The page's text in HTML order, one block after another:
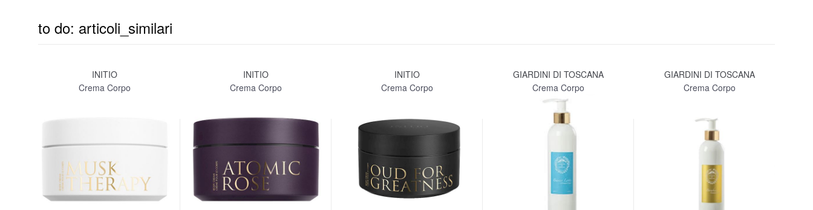
to do: articoli_similari
INITIO
Crema Corpo
INITIO
Crema Corpo
INITIO
Crema Corpo
GIARDINI DI TOSCANA
Crema Corpo
GIARDINI DI TOSCANA
Crema Corpo